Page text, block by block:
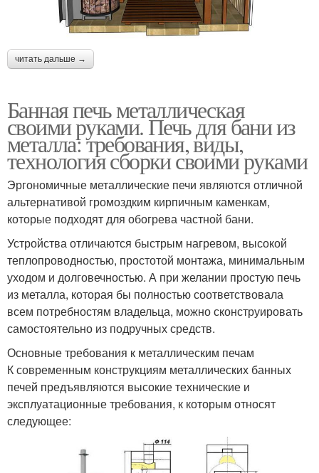
читать дальше →
Банная печь металлическая
своими руками. Печь для бани из
металла: требования, виды,
технология сборки своими руками
Эргономичные металлические печи являются отличной
альтернативой громоздким кирпичным каменкам,
которые подходят для обогрева частной бани.
Устройства отличаются быстрым нагревом, высокой
теплопроводностью, простотой монтажа, минимальным
уходом и долговечностью. А при желании простую печь
из металла, которая бы полностью соответствовала
всем потребностям владельца, можно сконструировать
самостоятельно из подручных средств.
Основные требования к металлическим печам
К современным конструкциям металлических банных
печей предъявляются высокие технические и
эксплуатационные требования, к которым относят
следующее: